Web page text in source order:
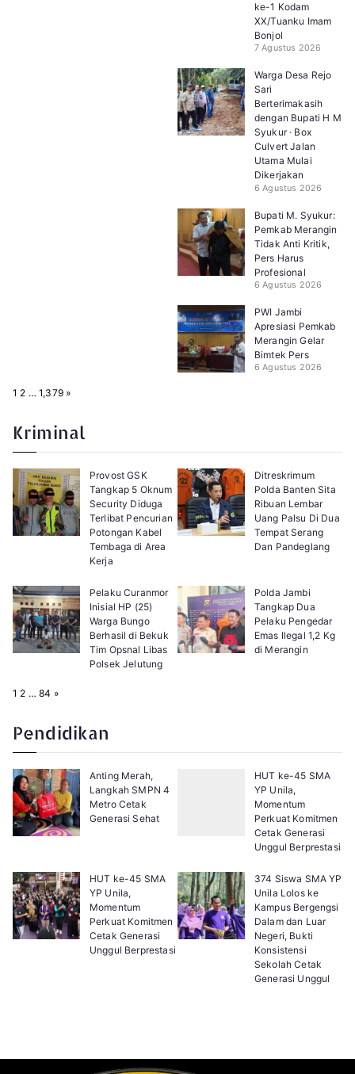
ke-1 Kodam
XX/Tuanku Imam
Bonjol
7 Agustus 2026
Warga Desa Rejo
Sari
Berterimakasih
dengan Bupati H M
Syukur · Box
Culvert Jalan
Utama Mulai
Dikerjakan
6 Agustus 2026
Bupati M. Syukur:
Pemkab Merangin
Tidak Anti Kritik,
Pers Harus
Profesional
6 Agustus 2026
PWI Jambi
Apresiasi Pemkab
Merangin Gelar
Bimtek Pers
6 Agustus 2026
P
:
1 2 … 1,379 N
»
Kriminal
Provost GSK
Tangkap 5 Oknum
Security Diduga
Terlibat Pencurian
Potongan Kabel
Tembaga di Area
Kerja
Ditreskrimum
Polda Banten Sita
Ribuan Lembar
Uang Palsu Di Dua
Tempat Serang
Dan Pandeglang
Pelaku Curanmor
Inisial HP (25)
Warga Bungo
Berhasil di Bekuk
Tim Opsnal Libas
Polsek Jelutung
Polda Jambi
Tangkap Dua
Pelaku Pengedar
Emas Ilegal 1,2 Kg
di Merangin
P
:
1 2 … 84 N
»
Pendidikan
Anting Merah,
Langkah SMPN 4
Metro Cetak
Generasi Sehat
HUT ke-45 SMA
YP Unila,
Momentum
Perkuat Komitmen
Cetak Generasi
Unggul Berprestasi
HUT ke-45 SMA
YP Unila,
Momentum
Perkuat Komitmen
Cetak Generasi
Unggul Berprestasi
374 Siswa SMA YP
Unila Lolos ke
Kampus Bergengsi
Dalam dan Luar
Negeri, Bukti
Konsistensi
Sekolah Cetak
Generasi Unggul